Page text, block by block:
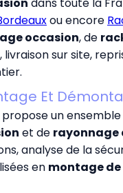
ou encore
occasion, de
sur site,
Et
un
et de rayonnage
analyse de la
en montage